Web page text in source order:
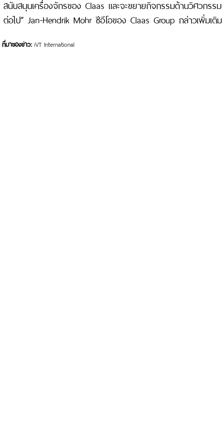
สนับสนุนเครื่องจักรของ Claas และจะขยายกิจกรรมด้านวิศวกรร
ต่อไป” Jan-Hendrik Mohr ซีอีโอของ Claas Group กล่าวเพิ่มเติม
ที่มาของข่าว: iVT International